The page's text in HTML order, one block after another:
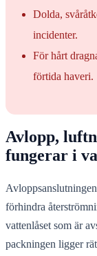
Dolda,
incidenter.
För hårt
förtida haveri.
Avlopp,
fungerar i
förhindra
vattenlåset som är
packningen ligger